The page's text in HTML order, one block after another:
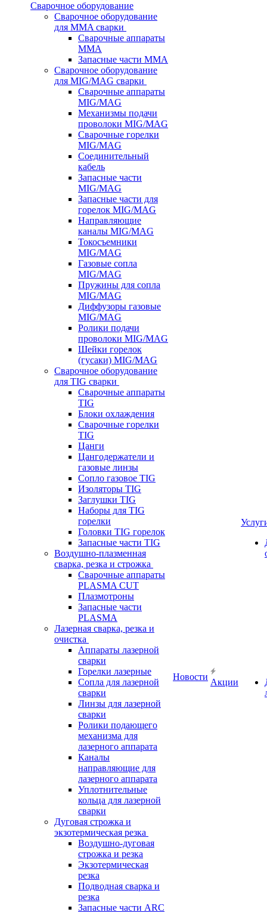
Сварочное оборудование
Сварочное оборудование
для MMA сварки
Сварочные аппараты
MMA
Запасные части MMA
Сварочное оборудование
для MIG/MAG сварки
Сварочные аппараты
MIG/MAG
Механизмы подачи
проволоки MIG/MAG
Сварочные горелки
MIG/MAG
Соединительный
кабель
Запасные части
MIG/MAG
Запасные части для
горелок MIG/MAG
Направляющие
каналы MIG/MAG
Токосъемники
MIG/MAG
Газовые сопла
MIG/MAG
Пружины для сопла
MIG/MAG
Диффузоры газовые
MIG/MAG
Ролики подачи
проволоки MIG/MAG
Шейки горелок
(гусаки) MIG/MAG
Сварочное оборудование
для TIG сварки
Сварочные аппараты
TIG
Блоки охлаждения
Сварочные горелки
TIG
Цанги
Цангодержатели и
газовые линзы
Сопло газовое TIG
Изоляторы TIG
Заглушки TIG
Наборы для TIG
горелки
Головки TIG горелок
Запасные части TIG
Воздушно-плазменная
сварка, резка и строжка
Сварочные аппараты
PLASMA CUT
Плазмотроны
Запасные части
PLASMA
Лазерная сварка, резка и
очистка
Аппараты лазерной
сварки
Горелки лазерные
Сопла для лазерной
сварки
Линзы для лазерной
сварки
Ролики подающего
механизма для
лазерного аппарата
Каналы
направляющие для
лазерного аппарата
Уплотнительные
кольца для лазерной
сварки
Дуговая строжка и
экзотермическая резка
Воздушно-дуговая
строжка и резка
Экзотермическая
резка
Подводная сварка и
резка
Запасные части ARC
Новости
Акции